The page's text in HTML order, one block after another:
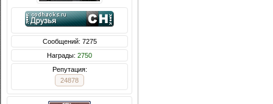
Сообщений: 7275
Награды: 2750
Репутация:
24878